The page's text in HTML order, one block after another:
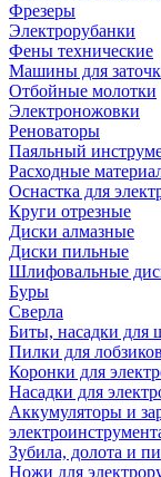
Фрезеры
Электрорубанки
Фены технические
Машины для
Отбойные молотки
Электроножовки
Реноваторы
Паяльный
Расходные
Оснастка для
Круги отрезные
Диски алмазные
Диски пильные
Шлифовальные
Буры
Сверла
Биты, насадки для
Пилки для лобзиков
Коронки для
Насадки для
Аккумуляторы и
Зубила, долота и
Ножи для